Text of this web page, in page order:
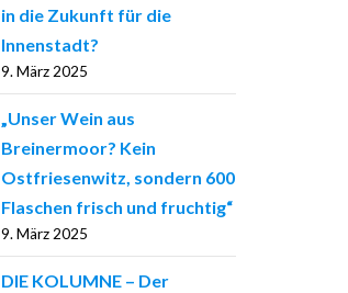
in die Zukunft für die
Innenstadt?
9. März 2025
„Unser Wein aus
Breinermoor? Kein
Ostfriesenwitz, sondern 600
Flaschen frisch und fruchtig“
9. März 2025
DIE KOLUMNE – Der